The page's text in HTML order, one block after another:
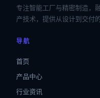
专注智能工厂与精密制造，
产技术，提供从设计到交付
导航
首页
产品中心
行业资讯